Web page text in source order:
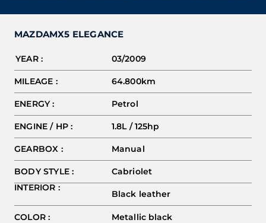
MAZDAMX5 ELEGANCE
03/2009
YEAR :
64.800km
MILEAGE :
ENERGY : Petrol
ENGINE / HP : 1.8L / 125hp
GEARBOX : Manual
BODY STYLE :
Cabriolet
INTERIOR :
Black leather
COLOR : Metallic black